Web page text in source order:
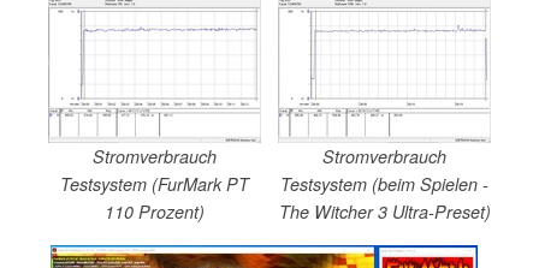
Stromverbrauch
Testsystem (FurMark PT
110 Prozent)
Stromverbrauch
Testsystem (beim Spielen -
The Witcher 3 Ultra-Preset)